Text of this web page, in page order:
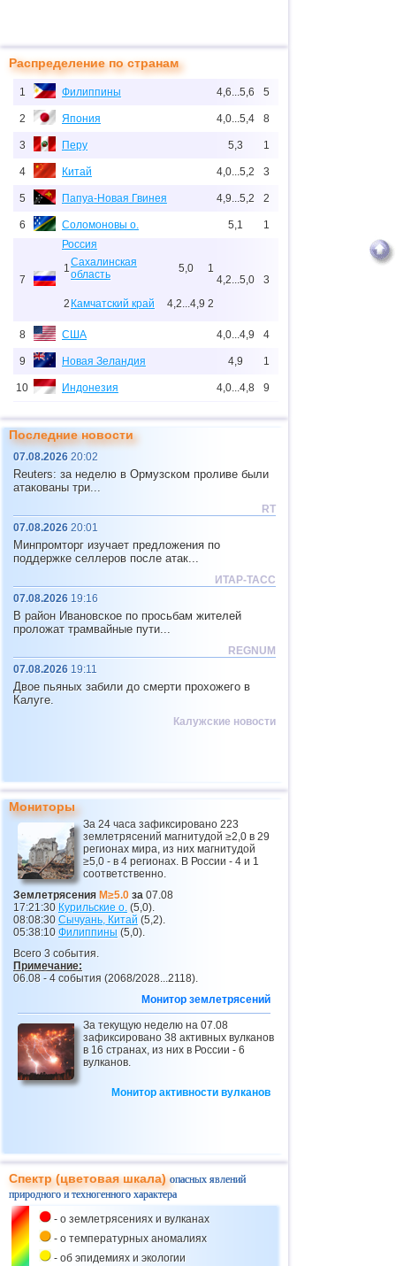
Распределение по странам
1 Филиппины 4,6...5,6 5
2 Япония 4,0...5,4 8
3 Перу 5,3 1
4 Китай 4,0...5,2 3
5 Папуа-Новая Гвинея 4,9...5,2 2
6 Соломоновы о. 5,1 1
7
Россия
1Сахалинская
область
5,0 1
2 Камчатский край 4,2...4,9 2
4,2...5,0 3
8 США 4,0...4,9 4
9 Новая Зеландия 4,9 1
10 Индонезия 4,0...4,8 9
12 Тонга
13
14 Мексика
15 Греция
16 о.Шпицберген и Ян-Майен
4,3 1
18 Чили
19 Мьянма
4,2 1
21 Никарагуа
22
Последние новости
07.08.2026 20:02
Reuters: за неделю в Ормузском проливе были
атакованы три...
RT
07.08.2026 20:01
Минпромторг изучает предложения по
поддержке селлеров после атак...
ИТАР-ТАСС
07.08.2026 19:16
В район Ивановское по просьбам жителей
проложат трамвайные пути...
REGNUM
07.08.2026 19:11
Двое пьяных забили до смерти прохожего в
Калуге.
Калужские новости
Мониторы
За 24 часа зафиксировано 223
землетрясений магнитудой ≥2,0 в 29
регионах мира, из них магнитудой
≥5,0 - в 4 регионах. В России - 4 и 1
соответственно.
Землетрясения M≥5.0 за 07.08
17:21:30 Курильские о. (5,0).
08:08:30 Сычуань, Китай (5,2).
05:38:10 Филиппины (5,0).
Всего 3 события.
Примечание:
06.08 - 4 события (2068/2028...2118).
Монитор землетрясений
За текущую неделю на 07.08
зафиксировано 38 активных вулканов
в 16 странах, из них в России - 6
вулканов.
Монитор активности вулканов
Спектр (цветовая шкала)опасных явлений
природного и техногенного характера
- о землетрясениях и вулканах
- о температурных аномалиях
- об эпидемиях и экологии